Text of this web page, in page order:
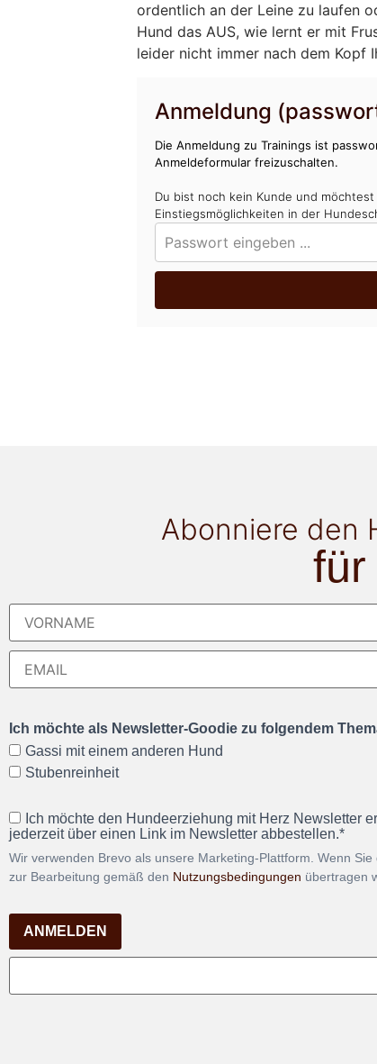
ordentlich an der Leine zu laufen
Hund das AUS, wie lernt er mit
leider nicht immer nach dem Kopf
Anmeldung
Die Anmeldung zu Trainings ist
Anmeldeformular freizuschalten.
Du bist noch kein Kunde und
Einstiegsmöglichkeiten in der
Abonniere den
für
Ich möchte als Newsletter-Goodie zu folgendem
Gassi mit einem anderen Hund
Stubenreinheit
Ich möchte den Hundeerziehung mit Herz Newsletter
jederzeit über einen Link im Newsletter abbestellen.*
Wir verwenden Brevo als unsere Marketing-Plattform. Wenn
zur Bearbeitung gemäß den Nutzungsbedingungen übertragen
ANMELDEN